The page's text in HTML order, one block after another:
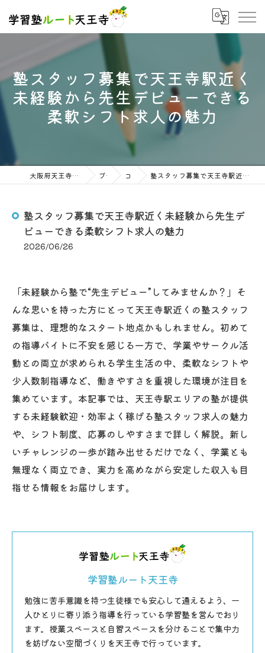
塾スタッフ募集で天王寺駅近く
未経験から先生デビューできる
柔軟シフト求人の魅力
大阪府天王寺の塾なら学習塾ルート天王寺 ブログ コラム 塾スタッフ募集で天王寺駅近く未経験から先生デビューできる柔軟シフト求人の魅力
塾スタッフ募集で天王寺駅近く未経験から先生デ
ビューできる柔軟シフト求人の魅力
2026/06/26
「未経験から塾で“先生デビュー”してみませんか？」そ
んな思いを持った方にとって天王寺駅近くの塾スタッフ
募集は、理想的なスタート地点かもしれません。初めて
の指導バイトに不安を感じる一方で、学業やサークル活
動との両立が求められる学生生活の中、柔軟なシフトや
少人数制指導など、働きやすさを重視した環境が注目を
集めています。本記事では、天王寺駅エリアの塾が提供
する未経験歓迎・効率よく稼げる塾スタッフ求人の魅力
や、シフト制度、応募のしやすさまで詳しく解説。新し
いチャレンジの一歩が踏み出せるだけでなく、学業とも
無理なく両立でき、実力を高めながら安定した収入も目
指せる情報をお届けします。
学習塾ルート天王寺
勉強に苦手意識を持つ生徒様でも安心して通えるよう、一
人ひとりに寄り添う指導を行っている学習塾を営んでおり
ます。授業スペースと自習スペースを分けることで集中力
を妨げない空間づくりを天王寺で行っています。